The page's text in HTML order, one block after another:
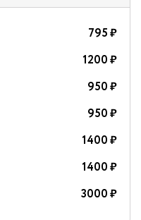
795₽
1200₽
950₽
950₽
1400₽
1400₽
3000₽